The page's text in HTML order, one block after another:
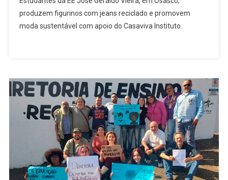
De
Osasco
Criam
Reciclado
produzem figurinos com jeans reciclado e promovem
moda sustentável com apoio do Casaviva Instituto.